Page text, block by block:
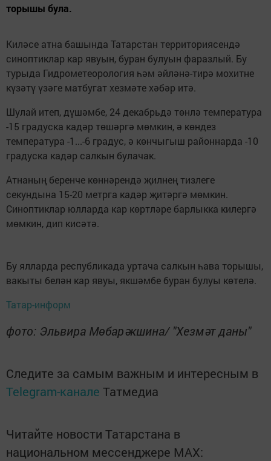
торышы була.
Киләсе атна башында Татарстан территориясендә
синоптиклар кар явуын, буран булуын фаразлый. Бу
турыда Гидрометеорология һәм әйләнә-тирә мохитне
күзәтү үзәге матбугат хезмәте хәбәр итә.
Шулай итеп, дүшәмбе, 24 декабрьдә төнлә температура
-15 градуска кадәр төшәргә мөмкин, ә көндез
температура -1...-6 градус, ә көнчыгыш районнарда -10
градуска кадәр салкын булачак.
Атнаның беренче көннәрендә җилнең тизлеге
секундына 15-20 метрга кадәр җитәргә мөмкин.
Синоптиклар юлларда кар көртләре барлыкка килергә
мөмкин, дип кисәтә.
Бу ялларда республикада уртача салкын һава торышы,
вакыты белән кар явуы, якшәмбе буран булуы көтелә.
Татар-информ
фото: Эльвира Мөбарәкшина/ "Хезмәт даны"
Следите за самым важным и интересным в
Telegram-канале Татмедиа
Читайте новости Татарстана в
национальном мессенджере MАХ: